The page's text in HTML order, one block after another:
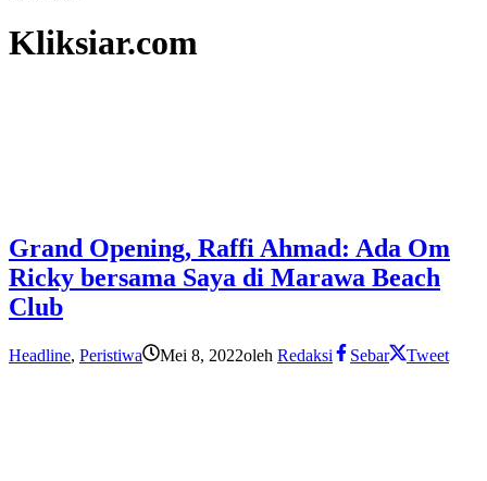
Kliksiar.com
Grand Opening, Raffi Ahmad: Ada Om
Ricky bersama Saya di Marawa Beach
Club
Headline, Peristiwa Mei 8, 2022oleh Redaksi Sebar Tweet